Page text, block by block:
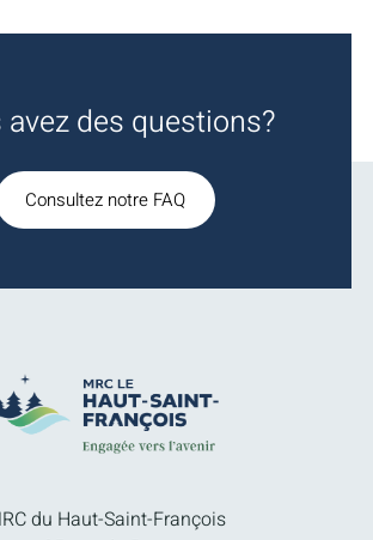
avez des questions?
Consultez notre FAQ
du Haut-Saint-François